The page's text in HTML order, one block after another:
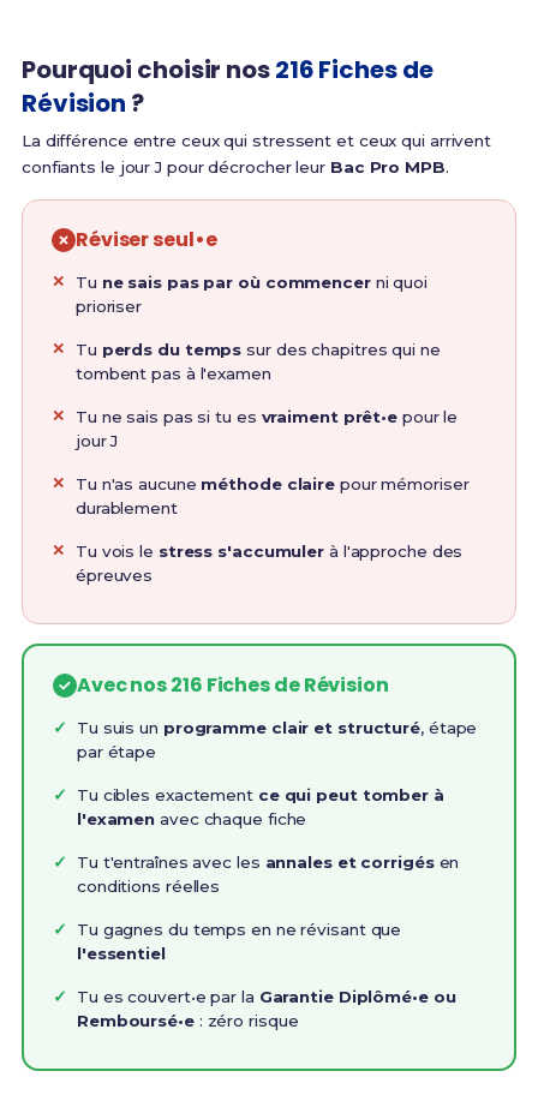
Pourquoi choisir nos216 Fiches de
Révision ?
La différence entre ceux qui stressent et ceux qui arrivent
confiants le jour J pour décrocher leur Bac Pro MPB.
Réviser seul•e
Tu ne sais pas par où commencerni quoi
prioriser
Tu perds du temps sur des chapitres qui ne
tombent pas à l'examen
Tu ne sais pas si tu es vraiment prêt•e pour le
jour J
Tu n'as aucune méthode claire pour mémoriser
durablement
Tu vois le stress s'accumuler à l'approche des
épreuves
Avec nos 216 Fiches de Révision
Tu suis un programme clair et structuré, étape
par étape
Tu cibles exactement ce qui peut tomber à
l'examen avec chaque fiche
Tu t'entraînes avec les annales et corrigésen
conditions réelles
Tu gagnes du temps en ne révisant que
l'essentiel
Tu es couvert•e par la Garantie Diplômé•e ou
Remboursé•e: zéro risque